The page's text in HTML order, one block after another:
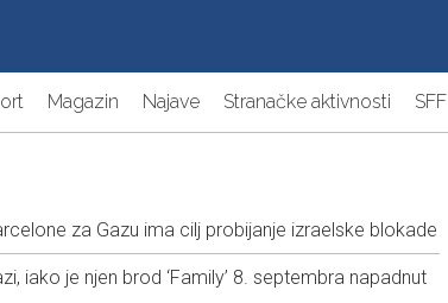
Magazin Najave Stranačke aktivnosti SFF
za Gazu ima cilj probijanje izraelske blokade
iako je njen brod ‘Family’ 8. septembra napadnut